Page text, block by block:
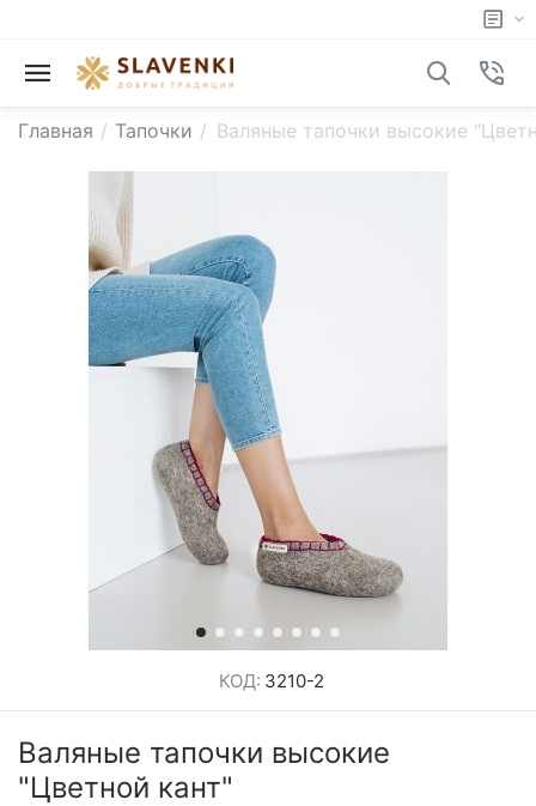
Главная / Тапочки / Валяные тапочки высокие
КОД: 3210-2
Валяные тапочки высокие
"Цветной кант"